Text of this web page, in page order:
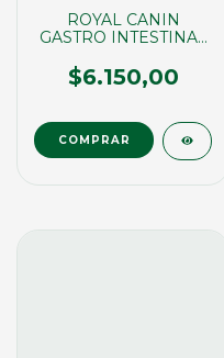
ROYAL CANIN
GASTRO INTESTINAL
(02326)
$6.150,00